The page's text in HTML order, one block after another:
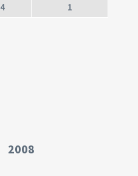
4 1
2008